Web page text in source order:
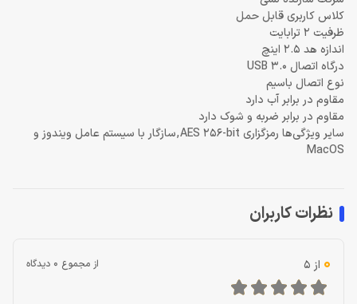
کلاس کاربریقابل حمل
ظرفیت 2 ترابایت
اندازه هد 2.5 اینچ
درگاه اتصال USB 3.0
نوع اتصال باسیم
مقاوم در برابر آب دارد
مقاوم در برابر ضربه و شوک دارد
سایر ویژگی‌ها رمزگزاری AES 256-bit ,سازگار با سیستم عامل ویندوز و
MacOS
نظرات کاربران
0 از 5 از مجموع 0 دیدگاه